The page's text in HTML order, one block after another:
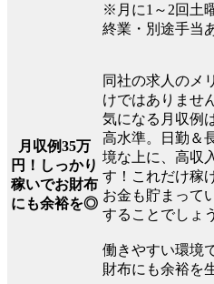
※月に1～2回土
終業・別途手当
月収例35万
円！しっかり
稼いでお財布
にも余裕を◎
同社の求人のメ
けではありませ
気になる月収例
高水準。日勤＆
境な上に、高収
す！これだけ稼
お金も貯まって
することでしょ
働きやすい環境
財布にも余裕を